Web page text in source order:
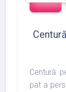
Centură
pat a